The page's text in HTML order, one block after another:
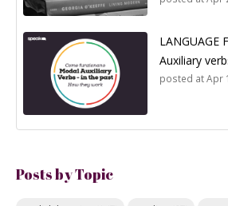
LANGUAGE
Auxiliary
posted atApr
Posts by Topic